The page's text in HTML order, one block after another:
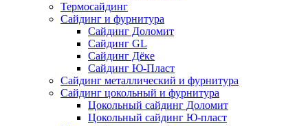
Термосайдинг
Сайдинг и фурнитура
Сайдинг Доломит
Сайдинг GL
Сайдинг Дёке
Сайдинг Ю-Пласт
Сайдинг металлический и фурнитура
Сайдинг цокольный и фурнитура
Цокольный сайдинг Доломит
Цокольный сайдинг Ю-пласт